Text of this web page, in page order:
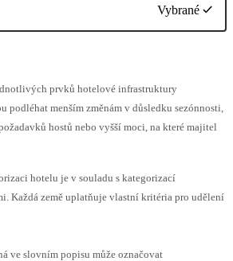
Vybrané
prvků hotelové infrastruktury
podléhat menším změnám v důsledku sezónnosti,
hostů nebo vyšší moci, na které majitel
hotelu je v souladu s kategorizací
Každá země uplatňuje vlastní kritéria pro udělení
ve slovním popisu může označovat